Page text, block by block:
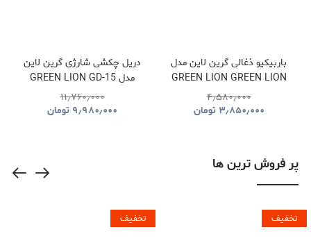
باربیکیو ذغالی گرین لاین مدل
GREEN LION GREEN LION
QUDRA FOLDABLE BBQ
GRILL GNQDRBBQSTBK
۴٫۵۸۰٫۰۰۰
۳٫۸۵۰٫۰۰۰ تومان
دریل چکشی شارژی گرین لاین
مدل GREEN LION GD-15
PRO DRIVE CORDLESS
HAMMER DRILL
۱۱٫۷۶۰٫۰۰۰
۹٫۹۸۰٫۰۰۰ تومان
پر فروش ترین ها
تخفیف تخفیف